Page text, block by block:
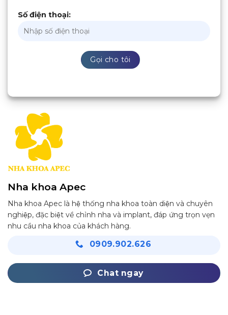
Số điện thoại:
Nha khoa Apec
Nha khoa Apec là hệ thống nha khoa toàn diện và chuyên
nghiệp, đặc biệt về chỉnh nha và implant, đáp ứng trọn vẹn
nhu cầu nha khoa của khách hàng.
0909.902.626
Chat ngay